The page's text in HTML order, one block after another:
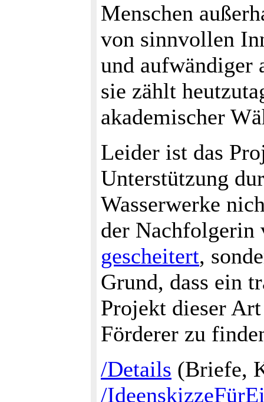
Menschen
von sinnvollen
und aufwändiger
sie zählt
akademischer
Leider ist das
Unterstützung
Wasserwerke
der Nachfolgerin
gescheitert,
Grund, dass ein
Projekt dieser
Förderer zu
/Details (Briefe,
/